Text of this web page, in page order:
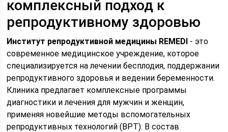
комплексный подход к
репродуктивному здоровью
Институт репродуктивной медицины REMEDI - это
современное медицинское учреждение, которое
специализируется на лечении бесплодия, поддержании
репродуктивного здоровья и ведении беременности.
Клиника предлагает комплексные программы
диагностики и лечения для мужчин и женщин,
применяя новейшие методы вспомогательных
репродуктивных технологий (ВРТ). В состав